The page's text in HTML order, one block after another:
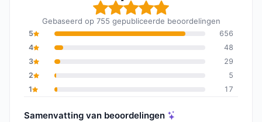
Algemene beoordeling:
Gebaseerd op 755 gepubliceerde beoordelingen
5
656
4
48
3
29
2
5
1
17
Samenvatting van beoordelingen